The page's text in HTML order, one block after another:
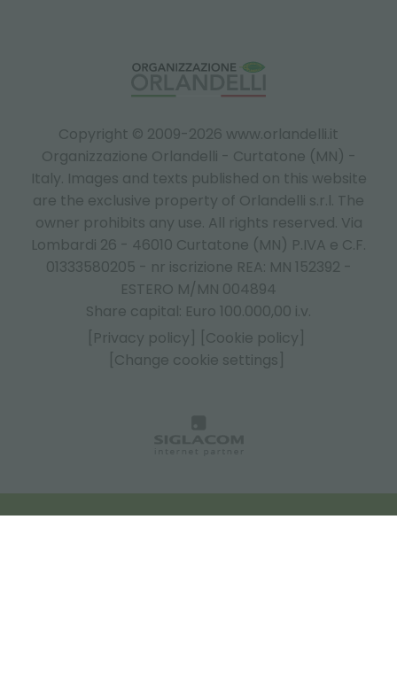
Copyright © 2009-2026 www.orlandelli.it
Organizzazione Orlandelli - Curtatone (MN) -
Italy. Images and texts published on this website
are the exclusive property of Orlandelli s.r.l. The
owner prohibits any use. All rights reserved. Via
Lombardi 26 - 46010 Curtatone (MN) P.IVA e C.F.
01333580205 - nr iscrizione REA: MN 152392 -
ESTERO M/MN 004894
Share capital: Euro 100.000,00 i.v.
[Privacy policy]
[Cookie policy]
[Change cookie settings]